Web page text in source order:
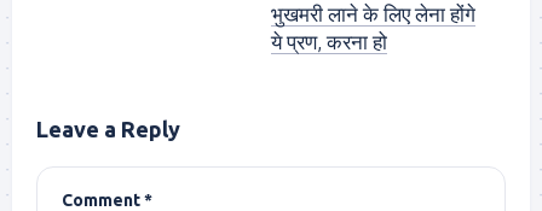
भुखमरी लाने के लिए लेना होंगे
ये प्रण, करना हो
Leave a Reply
Comment*